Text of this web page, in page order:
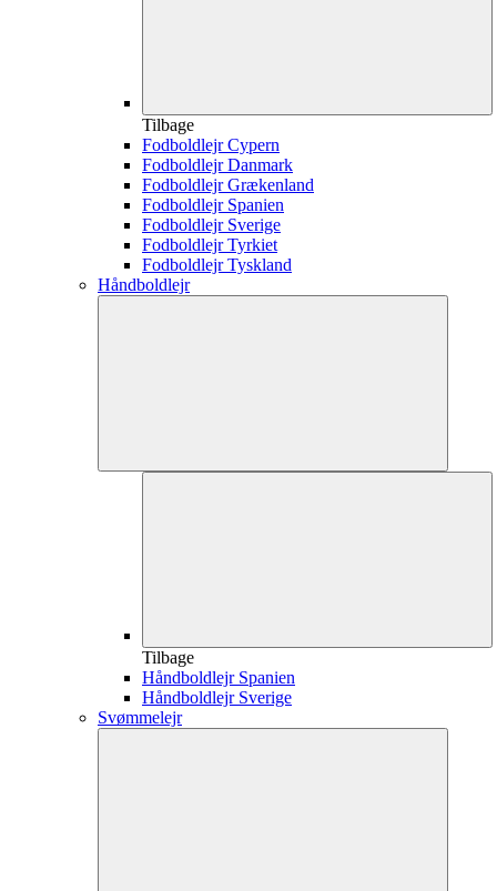
Tilbage
Fodboldlejr Cypern
Fodboldlejr Danmark
Fodboldlejr Grækenland
Fodboldlejr Spanien
Fodboldlejr Sverige
Fodboldlejr Tyrkiet
Fodboldlejr Tyskland
Håndboldlejr
Tilbage
Håndboldlejr Spanien
Håndboldlejr Sverige
Svømmelejr